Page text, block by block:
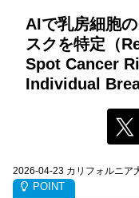
AIで乳房細胞
スクを特定（
Spot Cancer
Individual
2026-04-23 カリフォルニア